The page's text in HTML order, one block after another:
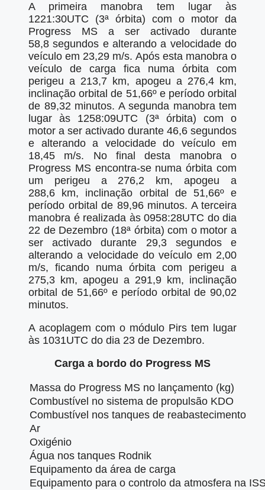
A primeira manobra tem lugar às
1221:30UTC (3ª órbita) com o motor da
Progress MS a ser activado durante
58,8 segundos e alterando a velocidade do
veículo em 23,29 m/s. Após esta manobra o
veículo de carga fica numa órbita com
perigeu a 213,7 km, apogeu a 276,4 km,
inclinação orbital de 51,66º e período orbital
de 89,32 minutos. A segunda manobra tem
lugar às 1258:09UTC (3ª órbita) com o
motor a ser activado durante 46,6 segundos
e alterando a velocidade do veículo em
18,45 m/s. No final desta manobra o
Progress MS encontra-se numa órbita com
um perigeu a 276,2 km, apogeu a
288,6 km, inclinação orbital de 51,66º e
período orbital de 89,96 minutos. A terceira
manobra é realizada às 0958:28UTC do dia
22 de Dezembro (18ª órbita) com o motor a
ser activado durante 29,3 segundos e
alterando a velocidade do veículo em 2,00
m/s, ficando numa órbita com perigeu a
275,3 km, apogeu a 291,9 km, inclinação
orbital de 51,66º e período orbital de 90,02
minutos.
A acoplagem com o módulo Pirs tem lugar
às 1031UTC do dia 23 de Dezembro.
Carga a bordo do Progress MS
Massa do Progress MS no lançamento (kg)
Combustível no sistema de propulsão KDO
Combustível nos tanques de reabastecimento
Ar
Oxigénio
Água nos tanques Rodnik
Equipamento da área de carga
Equipamento para o controlo da atmosfera na